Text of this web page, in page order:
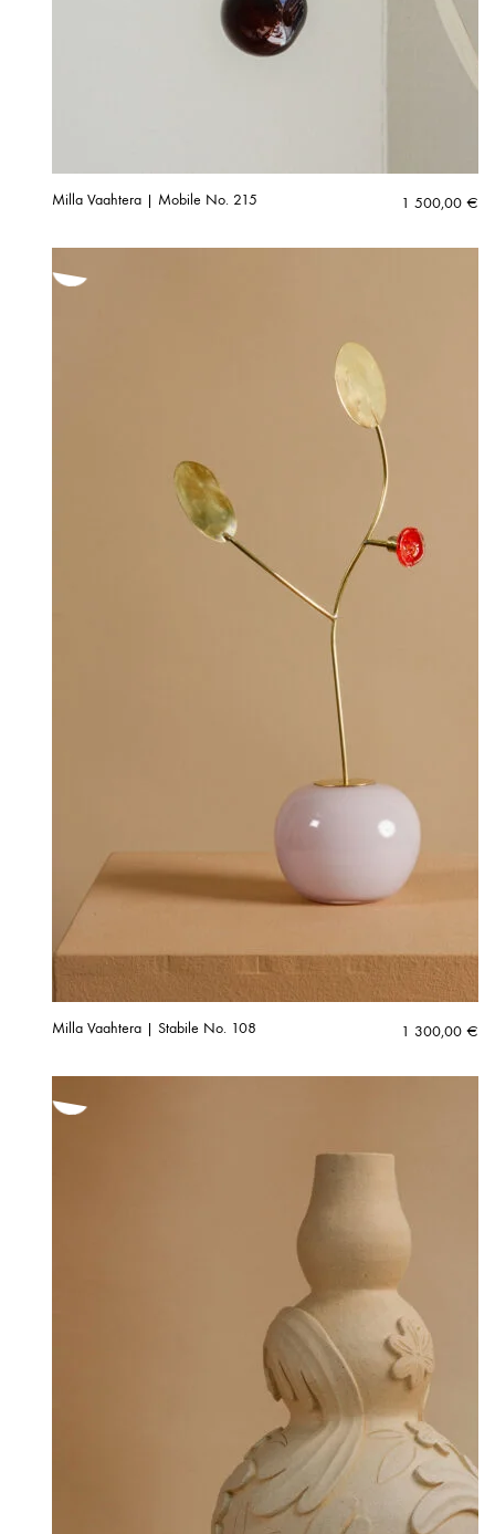
Milla Vaahtera | Mobile No. 215 1 500,00 €
Milla Vaahtera | Stabile No. 108 1 300,00 €